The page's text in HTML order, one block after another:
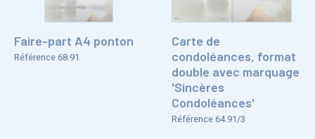
Faire-part A4 ponton
Référence 68.91
Carte de
condoléances, format
double avec marquage
'Sincères
Condoléances'
Référence 64.91/3